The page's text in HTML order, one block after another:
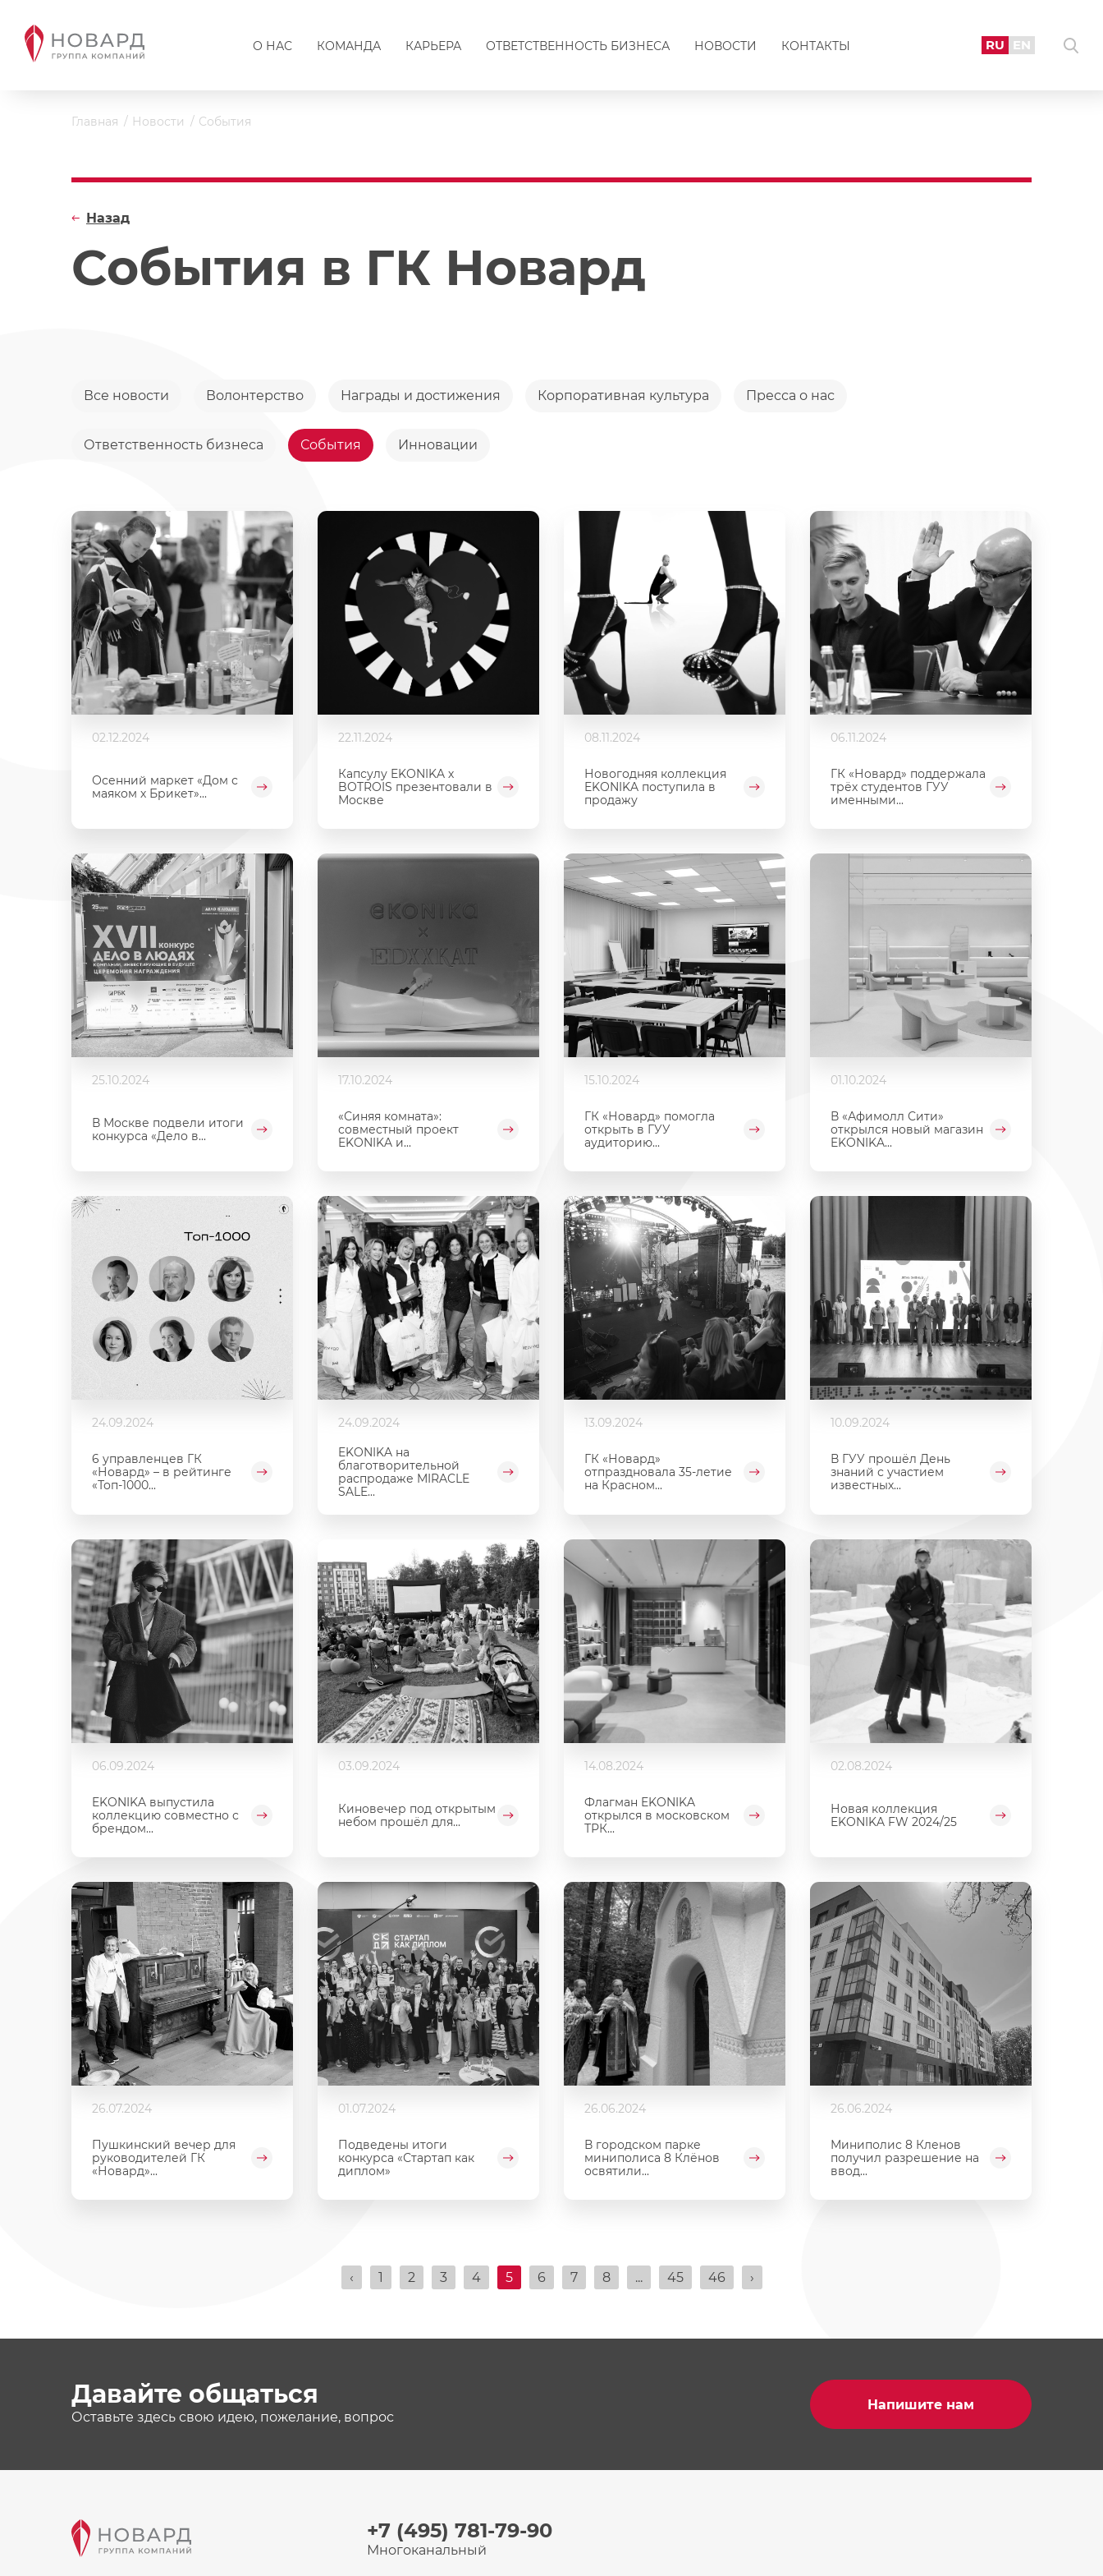
О НАС КОМАНДА КАРЬЕРА ОТВЕТСТВЕННОСТЬ БИЗНЕСА НОВОСТИ КОНТАКТЫ RU EN
Главная Новости События
События в ГК Новард
Назад
Все новости Волонтерство Награды и достижения Корпоративная культура Пресса о нас
Ответственность бизнеса События Инновации
02.12.2024
Осенний маркет «Дом с
маяком х Брикет»...
22.11.2024
Капсулу EKONIKA х
BOTROIS презентовали в
Москве
08.11.2024
Новогодняя коллекция
EKONIKA поступила в
продажу
06.11.2024
ГК «Новард» поддержала
трёх студентов ГУУ
именными...
25.10.2024
В Москве подвели итоги
конкурса «Дело в...
17.10.2024
«Синяя комната»:
совместный проект
EKONIKA и...
15.10.2024
ГК «Новард» помогла
открыть в ГУУ
аудиторию...
01.10.2024
В «Афимолл Сити»
открылся новый магазин
EKONIKA...
24.09.2024
6 управленцев ГК
«Новард» – в рейтинге
«Топ-1000...
24.09.2024
EKONIKA на
благотворительной
распродаже MIRACLE
SALE...
13.09.2024
ГК «Новард»
отпраздновала 35-летие
на Красном...
10.09.2024
В ГУУ прошёл День
знаний с участием
известных...
06.09.2024
EKONIKA выпустила
коллекцию совместно с
брендом...
03.09.2024
Киновечер под открытым
небом прошёл для...
14.08.2024
Флагман EKONIKA
открылся в московском
ТРК...
02.08.2024
Новая коллекция
EKONIKA FW 2024/25
26.07.2024
Пушкинский вечер для
руководителей ГК
«Новард»...
01.07.2024
Подведены итоги
конкурса «Стартап как
диплом»
26.06.2024
В городском парке
миниполиса 8 Клёнов
освятили...
26.06.2024
Миниполис 8 Кленов
получил разрешение на
ввод...
‹ 1 2 3 4 5 6 7 8 ... 45 46 ›
Давайте общаться
Оставьте здесь свою идею, пожелание, вопрос
Напишите нам
+7 (495) 781-79-90
Многоканальный